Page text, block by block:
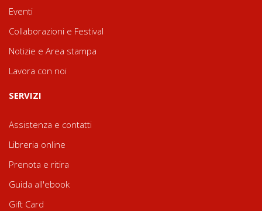
Eventi
Collaborazioni e Festival
Notizie e Area stampa
Lavora con noi
SERVIZI
Assistenza e contatti
Libreria online
Prenota e ritira
Guida all'ebook
Gift Card